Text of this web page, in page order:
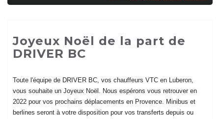
Joyeux Noël de la part de
DRIVER BC
Toute l'équipe de DRIVER BC, vos chauffeurs VTC en Luberon,
vous souhaite un Joyeux Noël. Nous espérons vous retrouver en
2022 pour vos prochains déplacements en Provence. Minibus et
berlines seront à votre disposition pour vos transferts depuis ou